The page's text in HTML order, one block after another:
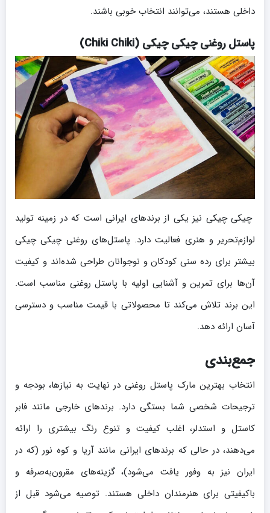
داخلی هستند، می‌توانند انتخاب خوبی باشند.
پاستل روغنی چیکی چیکی (Chiki Chiki)
چیکی چیکی نیز یکی از برندهای ایرانی است که در زمینه تولید
لوازم‌تحریر و هنری فعالیت دارد. پاستل‌های روغنی چیکی چیکی
بیشتر برای رده سنی کودکان و نوجوانان طراحی شده‌اند و کیفیت
آن‌ها برای تمرین و آشنایی اولیه با پاستل روغنی مناسب است.
این برند تلاش می‌کند تا محصولاتی با قیمت مناسب و دسترسی
آسان ارائه دهد.
جمع‌بندی
انتخاب بهترین مارک پاستل روغنی در نهایت به نیازها، بودجه و
ترجیحات شخصی شما بستگی دارد. برندهای خارجی مانند فابر
کاستل و استدلر، اغلب کیفیت و تنوع رنگ بیشتری را ارائه
می‌دهند، در حالی که برندهای ایرانی مانند آریا و کوه نور (که در
ایران نیز به وفور یافت می‌شود)، گزینه‌های مقرون‌به‌صرفه و
باکیفیتی برای هنرمندان داخلی هستند. توصیه می‌شود قبل از